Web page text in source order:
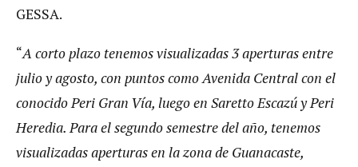
GESSA.
“A corto plazo tenemos visualizadas 3 aperturas entre
julio y agosto, con puntos como Avenida Central con el
conocido Peri Gran Vía, luego en Saretto Escazú y Peri
Heredia. Para el segundo semestre del año, tenemos
visualizadas aperturas en la zona de Guanacaste,